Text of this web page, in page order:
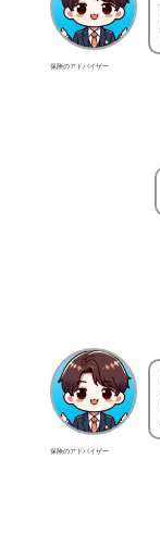
保険のアドバイザー
保険のアドバイザー